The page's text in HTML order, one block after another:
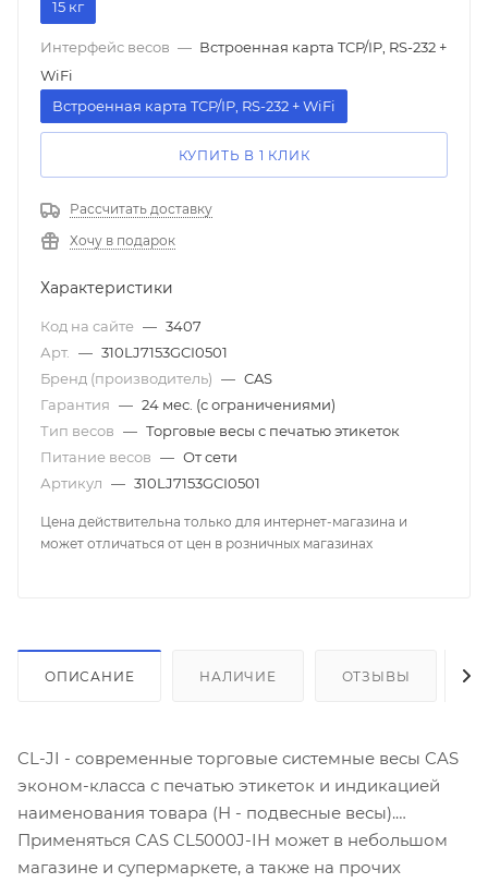
15 кг
Интерфейс весов — Встроенная карта TCP/IP, RS-232 +
WiFi
Встроенная карта TCP/IP, RS-232 + WiFi
КУПИТЬ В 1 КЛИК
Рассчитать доставку
Хочу в подарок
Характеристики
Код на сайте — 3407
Арт. — 310LJ7153GCI0501
Бренд (производитель) — CAS
Гарантия — 24 мес. (с ограничениями)
Тип весов — Торговые весы с печатью этикеток
Питание весов — От сети
Артикул — 310LJ7153GCI0501
Цена действительна только для интернет-магазина и
может отличаться от цен в розничных магазинах
ОПИСАНИЕ НАЛИЧИЕ ОТЗЫВЫ
CL-JI - современные торговые системные весы CAS
эконом-класса с печатью этикеток и индикацией
наименования товара (H - подвесные весы).
Применяться CAS CL5000J-IH может в небольшом
магазине и супермаркете, а также на прочих